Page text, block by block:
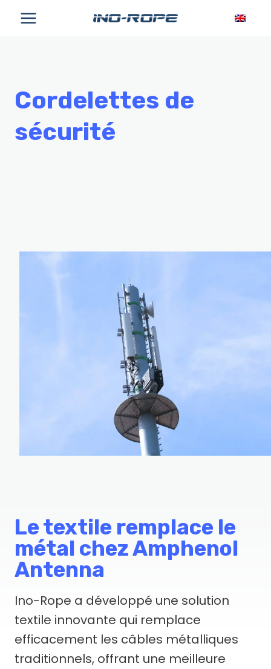
Cordelettes de
sécurité
Le textile remplace le
métal chez Amphenol
Antenna
Ino-Rope a développé une solution
textile innovante qui remplace
efficacement les câbles métalliques
traditionnels, offrant une meilleure